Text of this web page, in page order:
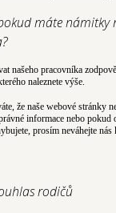
máte námitky
našeho pracovníka
naleznete výše.
že naše webové stránky
informace nebo pokud
prosím neváhejte nás
rodičů